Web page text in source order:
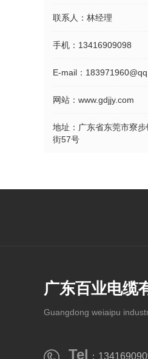
联系人： 林经理
手机： 13416909098
E-mail：
网站： www.gdjjy.com
地址： 广东省东莞市寮
街57号
广东百业电缆
Guangdong weiaipu
Tel ：